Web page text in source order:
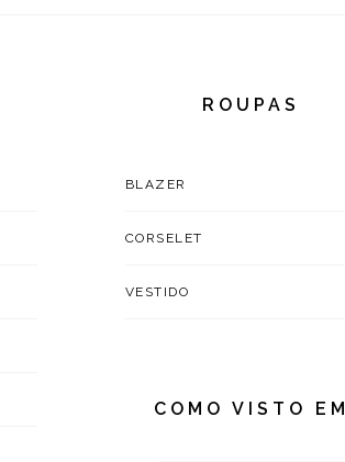
ROUPAS
BLAZER
CORSELET
VESTIDO
COMO VISTO EM